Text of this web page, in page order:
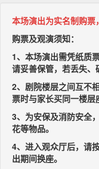
本场演出为实名制购票
购票及观演须知：
1、本场演出需凭纸质
请妥善保管，若丢失、
2、剧院楼层之间互不
票时与家长买同一楼层
3、为安保及消防安全
花等物品。
4、进入观众厅后，请
出期间换座。